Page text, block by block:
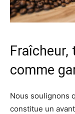
comme
Nous soulignons
constitue un